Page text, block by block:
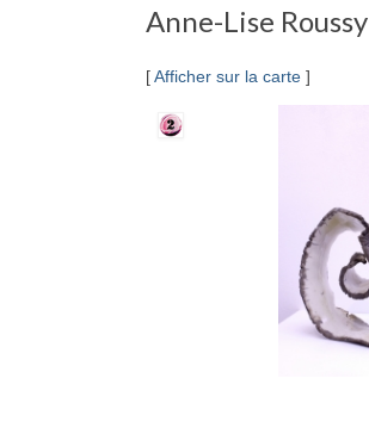
Anne-Lise Roussy
[Afficher sur la carte ]